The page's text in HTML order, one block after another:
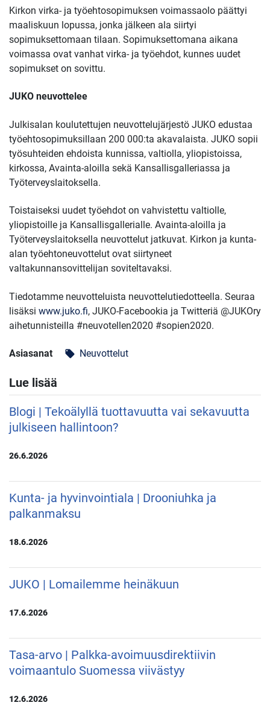
Kirkon virka- ja työehtosopimuksen voimassaolo päättyi
maaliskuun lopussa, jonka jälkeen ala siirtyi
sopimuksettomaan tilaan. Sopimuksettomana aikana
voimassa ovat vanhat virka- ja työehdot, kunnes uudet
sopimukset on sovittu.
JUKO neuvottelee
Julkisalan koulutettujen neuvottelujärjestö JUKO edustaa
työehtosopimuksillaan 200 000:ta akavalaista. JUKO sopii
työsuhteiden ehdoista kunnissa, valtiolla, yliopistoissa,
kirkossa, Avainta-aloilla sekä Kansallisgalleriassa ja
Työterveyslaitoksella.
Toistaiseksi uudet työehdot on vahvistettu valtiolle,
yliopistoille ja Kansallisgallerialle. Avainta-aloilla ja
Työterveyslaitoksella neuvottelut jatkuvat. Kirkon ja kunta-
alan työehtoneuvottelut ovat siirtyneet
valtakunnansovittelijan soviteltavaksi.
Tiedotamme neuvotteluista neuvottelutiedotteella. Seuraa
lisäksi www.juko.fi, JUKO-Facebookia ja Twitteriä @JUKOry
aihetunnisteilla #neuvotellen2020 #sopien2020.
Asiasanat local_offer Neuvottelut
Lue lisää
Blogi | Tekoälyllä tuottavuutta vai sekavuutta
julkiseen hallintoon?
26.6.2026
Kunta- ja hyvinvointiala | Drooniuhka ja
palkanmaksu
18.6.2026
JUKO | Lomailemme heinäkuun
17.6.2026
Tasa-arvo | Palkka-avoimuusdirektiivin
voimaantulo Suomessa viivästyy
12.6.2026